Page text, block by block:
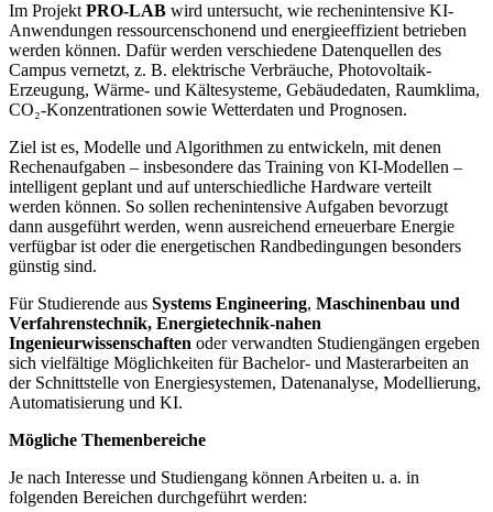
Im Projekt PRO-LAB wird untersucht, wie rechenintensive KI-
Anwendungen ressourcenschonend und energieeffizient betrieben
werden können. Dafür werden verschiedene Datenquellen des
Campus vernetzt, z. B. elektrische Verbräuche, Photovoltaik-
Erzeugung, Wärme- und Kältesysteme, Gebäudedaten, Raumklima,
CO₂-Konzentrationen sowie Wetterdaten und Prognosen.
Ziel ist es, Modelle und Algorithmen zu entwickeln, mit denen
Rechenaufgaben – insbesondere das Training von KI-Modellen –
intelligent geplant und auf unterschiedliche Hardware verteilt
werden können. So sollen rechenintensive Aufgaben bevorzugt
dann ausgeführt werden, wenn ausreichend erneuerbare Energie
verfügbar ist oder die energetischen Randbedingungen besonders
günstig sind.
Für Studierende aus Systems Engineering, Maschinenbau und
Verfahrenstechnik, Energietechnik-nahen
Ingenieurwissenschaften oder verwandten Studiengängen ergeben
sich vielfältige Möglichkeiten für Bachelor- und Masterarbeiten an
der Schnittstelle von Energiesystemen, Datenanalyse, Modellierung,
Automatisierung und KI.
Mögliche Themenbereiche
Je nach Interesse und Studiengang können Arbeiten u. a. in
folgenden Bereichen durchgeführt werden: